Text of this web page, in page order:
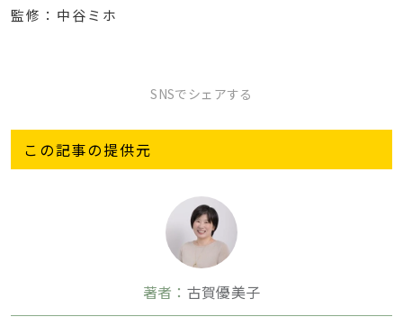
監修：中谷ミホ
SNSでシェアする
この記事の提供元
著者： 古賀優美子